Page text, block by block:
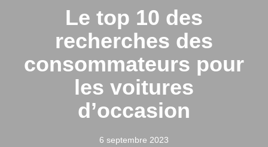
Le top 10 des
recherches des
consommateurs pour
les voitures
d’occasion
6 septembre 2023